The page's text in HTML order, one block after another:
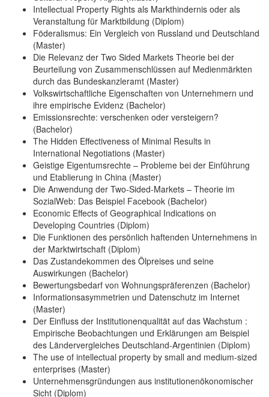
Intellectual Property Rights als Markthindernis oder als
Veranstaltung für Marktbildung (Diplom)
Föderalismus: Ein Vergleich von Russland und Deutschland
(Master)
Die Relevanz der Two Sided Markets Theorie bei der
Beurteilung von Zusammenschlüssen auf Medienmärkten
durch das Bundeskanzleramt (Master)
Volkswirtschaftliche Eigenschaften von Unternehmern und
ihre empirische Evidenz (Bachelor)
Emissionsrechte: verschenken oder versteigern?
(Bachelor)
The Hidden Effectiveness of Minimal Results in
International Negotiations (Master)
Geistige Eigentumsrechte – Probleme bei der Einführung
und Etablierung in China (Master)
Die Anwendung der Two-Sided-Markets – Theorie im
SozialWeb: Das Beispiel Facebook (Bachelor)
Economic Effects of Geographical Indications on
Developing Countries (Diplom)
Die Funktionen des persönlich haftenden Unternehmens in
der Marktwirtschaft (Diplom)
Das Zustandekommen des Ölpreises und seine
Auswirkungen (Bachelor)
Bewertungsbedarf von Wohnungspräferenzen (Bachelor)
Informationsasymmetrien und Datenschutz im Internet
(Master)
Der Einfluss der Institutionenqualität auf das Wachstum :
Empirische Beobachtungen und Erklärungen am Beispiel
des Ländervergleiches Deutschland-Argentinien (Diplom)
The use of intellectual property by small and medium-sized
enterprises (Master)
Unternehmensgründungen aus institutionenökonomischer
Sicht (Diplom)